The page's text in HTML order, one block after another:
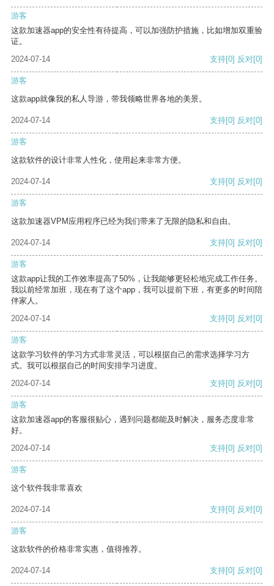
游客
这款加速器app的安全性有待提高，可以加强防护措施，比如增加双重验
证。
2024-07-14
支持[0] 反对[0]
游客
这款app就像我的私人导游，带我领略世界各地的美景。
2024-07-14 支持[0] 反对[0]
游客
这款软件的设计非常人性化，使用起来非常方便。
2024-07-14 支持[0] 反对[0]
游客
这款加速器VPM应用程序已经为我们带来了无限的隐私和自由。
2024-07-14 支持[0] 反对[0]
游客
这款app让我的工作效率提高了50%，让我能够更轻松地完成工作任务。
我以前经常加班，现在有了这个app，我可以提前下班，有更多的时间陪
伴家人。
2024-07-14
支持[0] 反对[0]
游客
这款学习软件的学习方式非常灵活，可以根据自己的需求选择学习方
式。我可以根据自己的时间安排学习进度。
2024-07-14
支持[0] 反对[0]
游客
这款加速器app的客服很贴心，遇到问题都能及时解决，服务态度非常
好。
2024-07-14
支持[0] 反对[0]
游客
这个软件我非常喜欢
2024-07-14 支持[0] 反对[0]
游客
这款软件的价格非常实惠，值得推荐。
2024-07-14 支持[0] 反对[0]